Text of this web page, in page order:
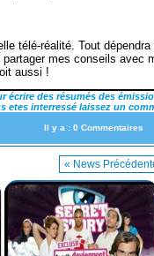
télé-réalité. Tout
mes conseils avec
aussi !
écrire des résumés des
etes interressé laissez un
Il y a : 0 Commentaires
« News